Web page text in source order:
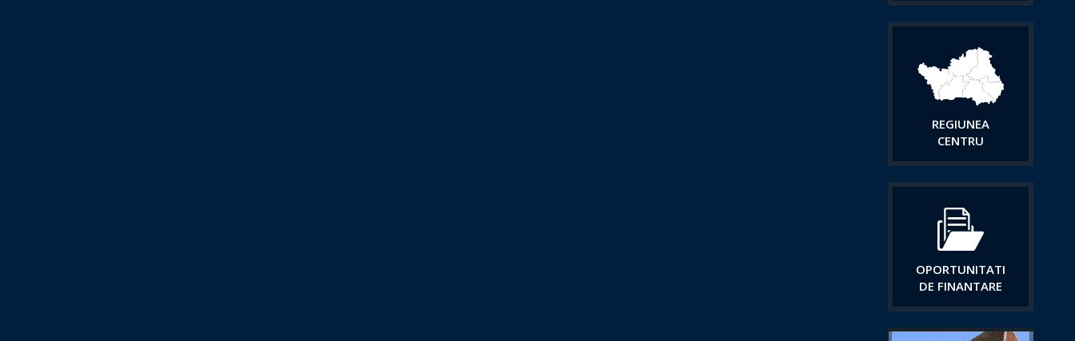
REGIUNEA
CENTRU
OPORTUNITATI
DE FINANTARE